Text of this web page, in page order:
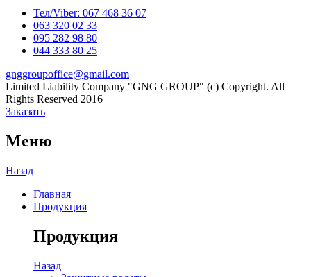
YouTube
Channel
Тел/Viber: 067 468 36 07
063 320 02 33
095 282 98 80
044 333 80 25
gnggroupoffice@gmail.com
Limited Liability Company "GNG GROUP" (c) Copyright. All
Rights Reserved 2016
Заказать
Меню
Назад
Главная
Продукция
Продукция
Назад